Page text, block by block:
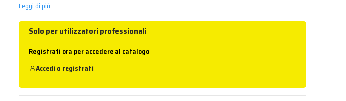
Leggi di più
Solo per utilizzatori professionali
Registrati ora per accedere al catalogo
Accedi o registrati